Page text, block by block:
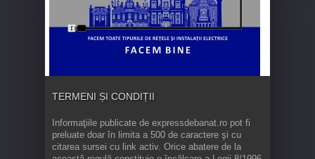
TERMENI ȘI CONDIȚII
Informaţiile publicate de expressdebanat.ro pot fi
preluate doar în limita a 500 de caractere şi cu
citarea sursei cu link activ. Orice abatere de la